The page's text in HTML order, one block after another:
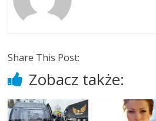
Share This Post:
Zobacz także: